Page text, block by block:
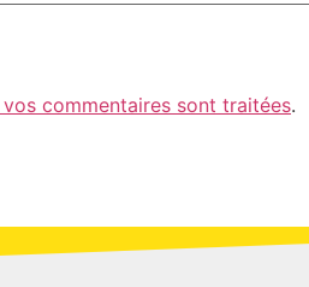
commentaires sont traitées.